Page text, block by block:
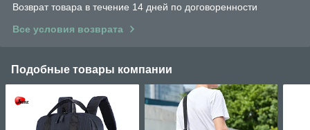
Возврат товара в течение 14 дней по договоренности
Все условия возврата
Подобные товары компании